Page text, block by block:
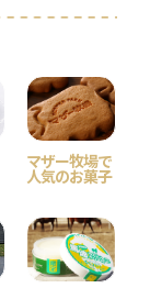
マザー牧場で
人気のお菓子